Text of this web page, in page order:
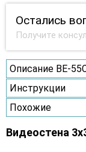
Остались
Получите
Описание BE-
Инструкции
Похожие
Видеостена